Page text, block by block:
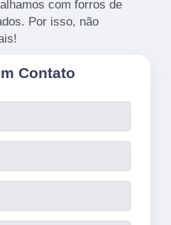
com forros de
Por isso, não
Contato